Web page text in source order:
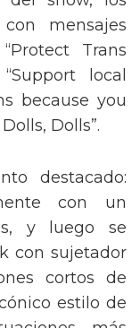
show, los
mensajes
Trans
local
because you
Dolls”.
destacado:
con un
y luego se
con sujetador
cortos de
estilo de